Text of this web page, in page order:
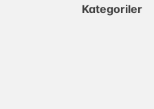
Kategoriler